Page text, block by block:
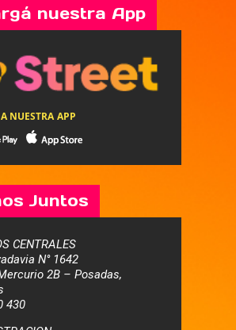
nuestra App
NUESTRA APP
Juntos
CENTRALES
N° 1642
2B – Posadas,
430